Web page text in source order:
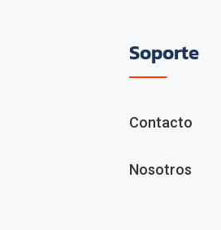
Soporte
Contacto
Nosotros